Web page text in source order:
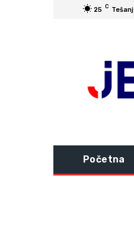
25 C Tešanj
Početna